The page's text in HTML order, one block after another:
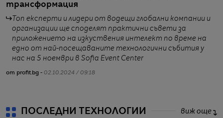
трансформация
Топ експерти и лидери от водещи глобални компании и
организации ще споделят практични съвети за
приложението на изкуствения интелект по време на
едно от най-посещаваните технологични събития у
нас на 5 ноември в Sofia Event Center
от profit.bg - 02.10.2024 / 09:18
ПОСЛЕДНИ ТЕХНОЛОГИИ виж още